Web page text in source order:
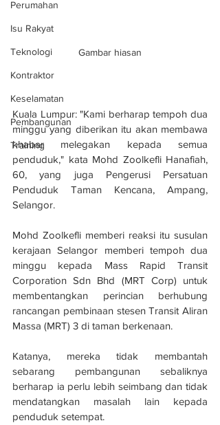
Perumahan
Isu Rakyat
Teknologi
Kontraktor
Keselamatan
Pembangunan
Training
Gambar hiasan
Kuala Lumpur: "Kami berharap tempoh dua
minggu yang diberikan itu akan membawa
khabar melegakan kepada semua
penduduk," kata Mohd Zoolkefli Hanafiah,
60, yang juga Pengerusi Persatuan
Penduduk Taman Kencana, Ampang,
Selangor.
Mohd Zoolkefli memberi reaksi itu susulan
kerajaan Selangor memberi tempoh dua
minggu kepada Mass Rapid Transit
Corporation Sdn Bhd (MRT Corp) untuk
membentangkan perincian berhubung
rancangan pembinaan stesen Transit Aliran
Massa (MRT) 3 di taman berkenaan.
Katanya, mereka tidak membantah
sebarang pembangunan sebaliknya
berharap ia perlu lebih seimbang dan tidak
mendatangkan masalah lain kepada
penduduk setempat.